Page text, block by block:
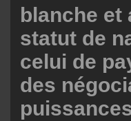
blanche
statut de
celui de
des